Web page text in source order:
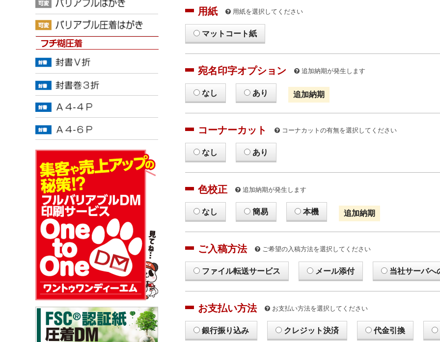
用紙 用紙を選択してください
マットコート紙
宛名印字オプション 追加納期が発生します
なし あり 追加納期
コーナーカット コーナカットの有無を選択してください
なし あり
色校正 追加納期が発生します
なし 簡易 本機 追加納期
ご入稿方法 ご希望の入稿方法を選択してください
ファイル転送サービス メール添付 当社サーバへ
お支払い方法 お支払い方法を選択してください
銀行振り込み クレジット決済 代金引換